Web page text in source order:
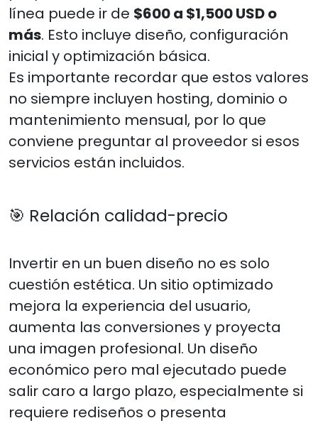
línea puede ir de $600 a $1,500 USD o
más. Esto incluye diseño, configuración
inicial y optimización básica.
Es importante recordar que estos valores
no siempre incluyen hosting, dominio o
mantenimiento mensual, por lo que
conviene preguntar al proveedor si esos
servicios están incluidos.
🎯 Relación calidad-precio
Invertir en un buen diseño no es solo
cuestión estética. Un sitio optimizado
mejora la experiencia del usuario,
aumenta las conversiones y proyecta
una imagen profesional. Un diseño
económico pero mal ejecutado puede
salir caro a largo plazo, especialmente si
requiere rediseños o presenta